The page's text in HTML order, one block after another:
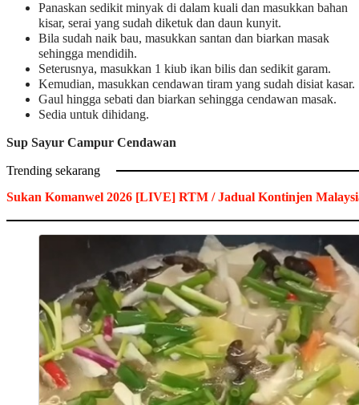
Panaskan sedikit minyak di dalam kuali dan masukkan bahan
kisar, serai yang sudah diketuk dan daun kunyit.
Bila sudah naik bau, masukkan santan dan biarkan masak
sehingga mendidih.
Seterusnya, masukkan 1 kiub ikan bilis dan sedikit garam.
Kemudian, masukkan cendawan tiram yang sudah disiat kasar.
Gaul hingga sebati dan biarkan sehingga cendawan masak.
Sedia untuk dihidang.
Sup Sayur Campur Cendawan
Trending sekarang
Sukan Komanwel 2026 [LIVE] RTM / Jadual Kontinjen